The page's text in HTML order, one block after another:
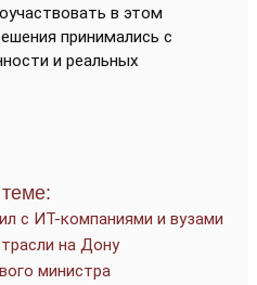
в этом
принимались с
и реальных
с ИT-компаниями и вузами
на Дону
министра